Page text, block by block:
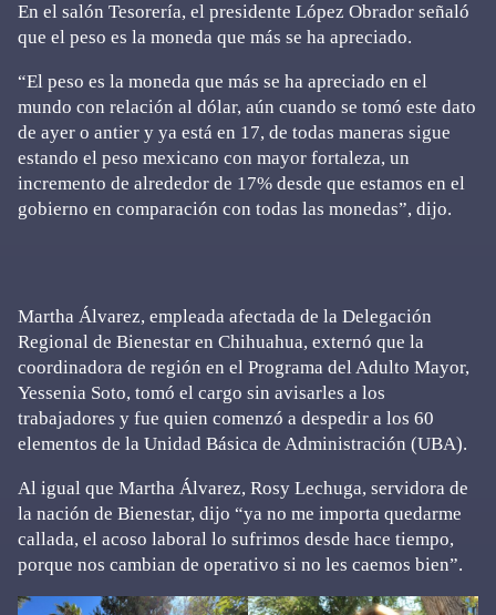
En el salón Tesorería, el presidente López Obrador señaló
que el peso es la moneda que más se ha apreciado.
“El peso es la moneda que más se ha apreciado en el
mundo con relación al dólar, aún cuando se tomó este dato
de ayer o antier y ya está en 17, de todas maneras sigue
estando el peso mexicano con mayor fortaleza, un
incremento de alrededor de 17% desde que estamos en el
gobierno en comparación con todas las monedas”, dijo.
Martha Álvarez, empleada afectada de la Delegación
Regional de Bienestar en Chihuahua, externó que la
coordinadora de región en el Programa del Adulto Mayor,
Yessenia Soto, tomó el cargo sin avisarles a los
trabajadores y fue quien comenzó a despedir a los 60
elementos de la Unidad Básica de Administración (UBA).
Al igual que Martha Álvarez, Rosy Lechuga, servidora de
la nación de Bienestar, dijo “ya no me importa quedarme
callada, el acoso laboral lo sufrimos desde hace tiempo,
porque nos cambian de operativo si no les caemos bien”.